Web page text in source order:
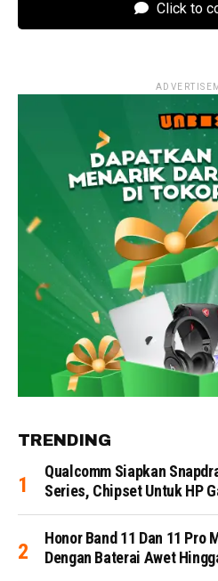
Click to
TRENDING
Qualcomm Siapkan
Series, Chipset Untuk HP
Honor Band 11 Dan 11 Pro
Dengan Baterai Awet